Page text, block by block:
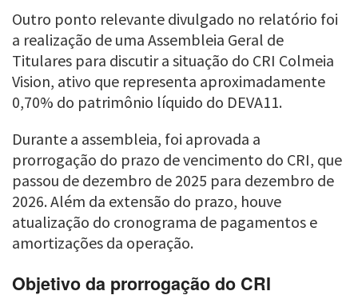
Outro ponto relevante divulgado no relatório foi
a realização de uma Assembleia Geral de
Titulares para discutir a situação do CRI Colmeia
Vision, ativo que representa aproximadamente
0,70% do patrimônio líquido do DEVA11.
Durante a assembleia, foi aprovada a
prorrogação do prazo de vencimento do CRI, que
passou de dezembro de 2025 para dezembro de
2026. Além da extensão do prazo, houve
atualização do cronograma de pagamentos e
amortizações da operação.
Objetivo da prorrogação do CRI